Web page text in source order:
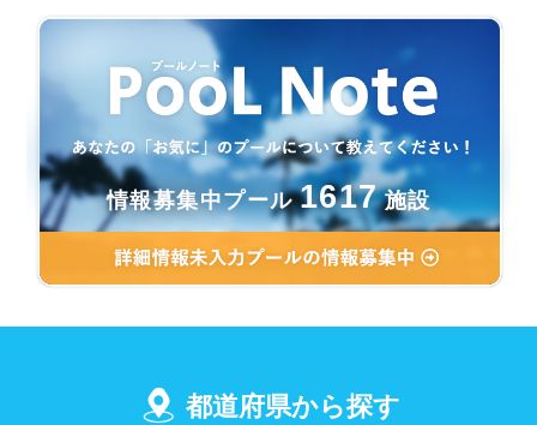
情報募集中プール 1617 施設
都道府県から探す